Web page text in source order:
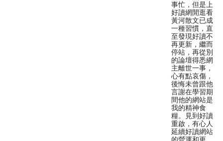
事忙，但是上
好讀網閒逛看
黃河散文已成
一種習慣，直
至發現好讀不
再更新，繼而
停站，再從別
的論壇得悉網
主離世一事，
心有點哀傷，
後悔未曾跟他
言謝在學習期
間他的網站是
我的精神食
糧。見到好讀
重啟，有心人
延續好讀網站